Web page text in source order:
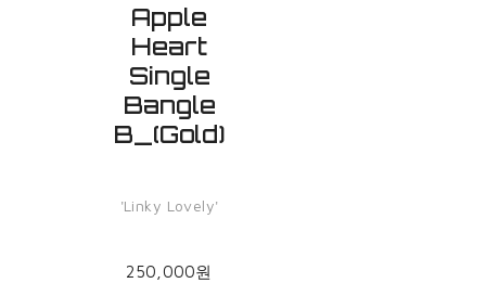
Apple
Heart
Single
Bangle
B_(Gold)
'Linky Lovely'
250,000원